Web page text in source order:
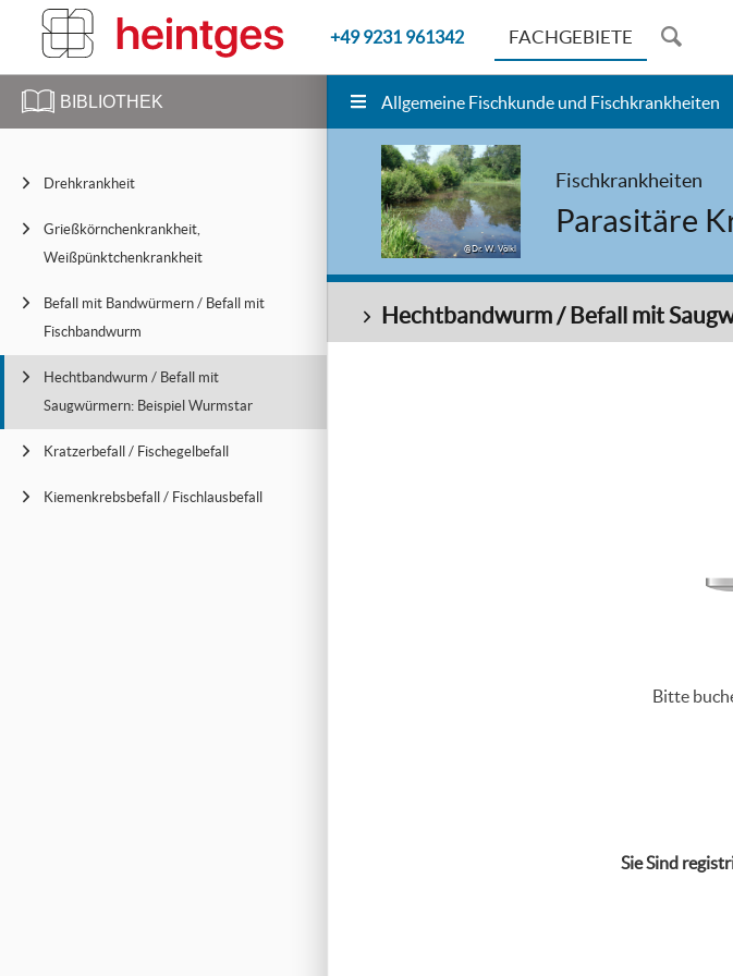
BIBLIOTHEK
Drehkrankheit
Grießkörnchenkrankheit,
Weißpünktchenkrankheit
Befall mit Bandwürmern / Befall mit
Fischbandwurm
Hechtbandwurm / Befall mit
Saugwürmern: Beispiel Wurmstar
Kratzerbefall / Fischegelbefall
Kiemenkrebsbefall / Fischlausbefall
+49 9231 961342 FACHGEBIETE
Allgemeine Fischkunde und Fischkrankheiten
@Dr. W. Völkl
Fischkrankheiten
Parasitäre
Hechtbandwurm / Befall mit
Bitte
Sie Sind r